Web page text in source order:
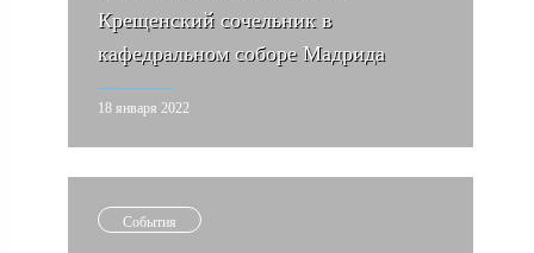
Крещенский сочельник в
кафедральном соборе Мадрида
18 января 2022
События